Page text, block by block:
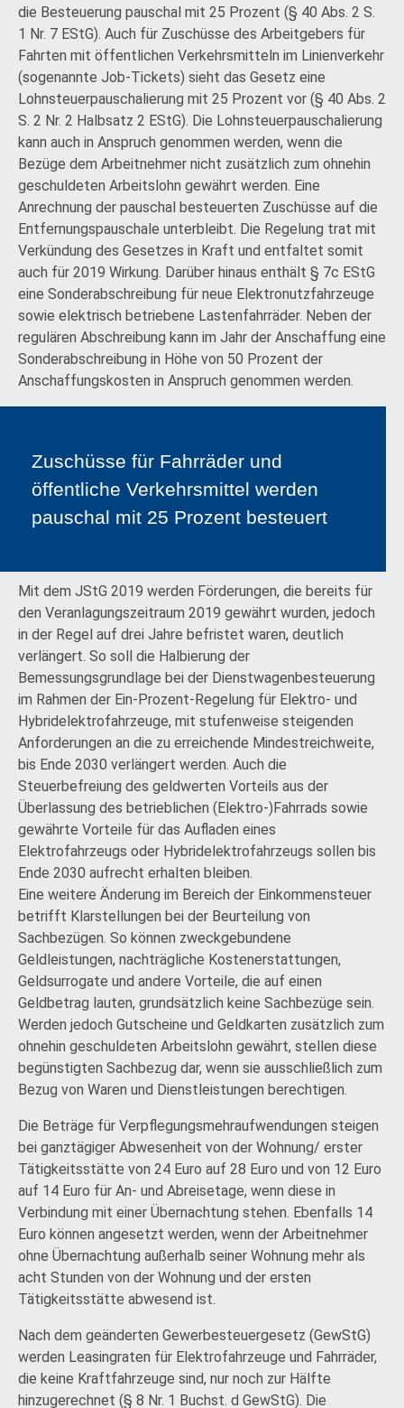
die Besteuerung pauschal mit 25 Prozent (§ 40 Abs. 2 S.
1 Nr. 7 EStG). Auch für Zuschüsse des Arbeitgebers für
Fahrten mit öffentlichen Verkehrsmitteln im Linienverkehr
(sogenannte Job-Tickets) sieht das Gesetz eine
Lohnsteuerpauschalierung mit 25 Prozent vor (§ 40 Abs. 2
S. 2 Nr. 2 Halbsatz 2 EStG). Die Lohnsteuerpauschalierung
kann auch in Anspruch genommen werden, wenn die
Bezüge dem Arbeitnehmer nicht zusätzlich zum ohnehin
geschuldeten Arbeitslohn gewährt werden. Eine
Anrechnung der pauschal besteuerten Zuschüsse auf die
Entfernungspauschale unterbleibt. Die Regelung trat mit
Verkündung des Gesetzes in Kraft und entfaltet somit
auch für 2019 Wirkung. Darüber hinaus enthält § 7c EStG
eine Sonderabschreibung für neue Elektronutzfahrzeuge
sowie elektrisch betriebene Lastenfahrräder. Neben der
regulären Abschreibung kann im Jahr der Anschaffung eine
Sonderabschreibung in Höhe von 50 Prozent der
Anschaffungskosten in Anspruch genommen werden.
Zuschüsse für Fahrräder und
öffentliche Verkehrsmittel werden
pauschal mit 25 Prozent besteuert
Mit dem JStG 2019 werden Förderungen, die bereits für
den Veranlagungszeitraum 2019 gewährt wurden, jedoch
in der Regel auf drei Jahre befristet waren, deutlich
verlängert. So soll die Halbierung der
Bemessungsgrundlage bei der Dienstwagenbesteuerung
im Rahmen der Ein-Prozent-Regelung für Elektro- und
Hybridelektrofahrzeuge, mit stufenweise steigenden
Anforderungen an die zu erreichende Mindestreichweite,
bis Ende 2030 verlängert werden. Auch die
Steuerbefreiung des geldwerten Vorteils aus der
Überlassung des betrieblichen (Elektro-)Fahrrads sowie
gewährte Vorteile für das Aufladen eines
Elektrofahrzeugs oder Hybridelektrofahrzeugs sollen bis
Ende 2030 aufrecht erhalten bleiben.
Eine weitere Änderung im Bereich der Einkommensteuer
betrifft Klarstellungen bei der Beurteilung von
Sachbezügen. So können zweckgebundene
Geldleistungen, nachträgliche Kostenerstattungen,
Geldsurrogate und andere Vorteile, die auf einen
Geldbetrag lauten, grundsätzlich keine Sachbezüge sein.
Werden jedoch Gutscheine und Geldkarten zusätzlich zum
ohnehin geschuldeten Arbeitslohn gewährt, stellen diese
begünstigten Sachbezug dar, wenn sie ausschließlich zum
Bezug von Waren und Dienstleistungen berechtigen.
Die Beträge für Verpflegungsmehraufwendungen steigen
bei ganztägiger Abwesenheit von der Wohnung/ erster
Tätigkeitsstätte von 24 Euro auf 28 Euro und von 12 Euro
auf 14 Euro für An- und Abreisetage, wenn diese in
Verbindung mit einer Übernachtung stehen. Ebenfalls 14
Euro können angesetzt werden, wenn der Arbeitnehmer
ohne Übernachtung außerhalb seiner Wohnung mehr als
acht Stunden von der Wohnung und der ersten
Tätigkeitsstätte abwesend ist.
Nach dem geänderten Gewerbesteuergesetz (GewStG)
werden Leasingraten für Elektrofahrzeuge und Fahrräder,
die keine Kraftfahrzeuge sind, nur noch zur Hälfte
hinzugerechnet (§ 8 Nr. 1 Buchst. d GewStG). Die